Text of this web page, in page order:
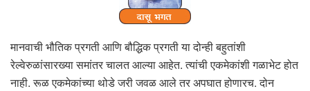
मानवाची भौतिक प्रगती आणि बौद्धिक प्रगती या दोन्ही बहुतांशी
रेल्वेरुळांसारख्या समांतर चालत आल्या आहेत. त्यांची एकमेकांशी गळाभेट होत
नाही. रूळ एकमेकांच्या थोडे जरी जवळ आले तर अपघात होणारच. दोन